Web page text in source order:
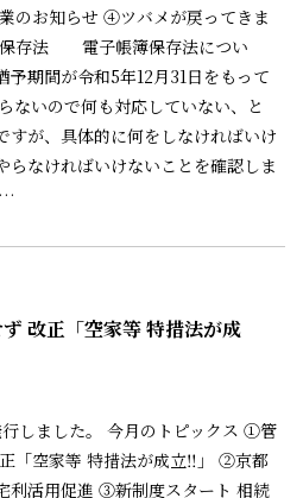
のお知らせ ④ツバメが戻ってきま
保存法 電子帳簿保存法につい
予期間が令和5年12月31日をもって
ないので何も対応していない、と
すが、具体的に何をしなければいけ
らなければいけないことを確認しま
改正「空家等 特措法が成
しました。 今月のトピックス ①管
「空家等 特措法が成立‼」 ②京都
利活用促進 ③新制度スタート 相続